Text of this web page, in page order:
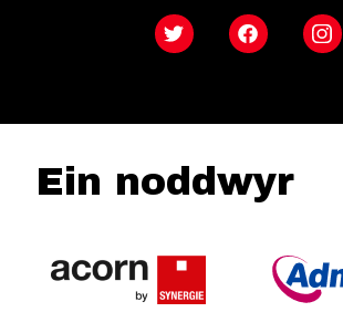
Twitter Facebook
Ein noddwyr